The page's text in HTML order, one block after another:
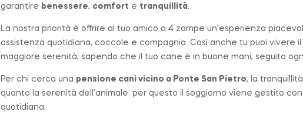
garantire benessere, comfort e tranquillità.
La nostra priorità è offrire al tuo amico a 4 zampe un’esperienza
assistenza quotidiana, coccole e compagnia. Così anche tu puoi vivere
maggiore serenità, sapendo che il tuo cane è in buone mani, seguito
Per chi cerca una pensione cani vicino a Ponte San Pietro, la
quanto la serenità dell’animale: per questo il soggiorno viene gestito
quotidiana.